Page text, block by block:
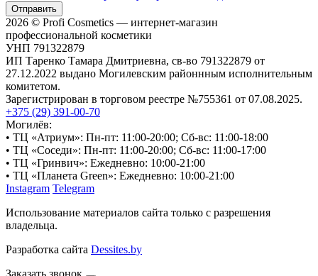
Отправить
2026 © Profi Cosmetics — интернет-магазин
профессиональной косметики
УНП 791322879
ИП Таренко Тамара Дмитриевна, св-во 791322879 от
27.12.2022 выдано Могилевским районнным исполнительным
комитетом.
Зарегистрирован в торговом реестре №755361 от 07.08.2025.
+375 (29) 391-00-70
Могилёв:
• ТЦ «Атриум»: Пн-пт: 11:00-20:00; Сб-вс: 11:00-18:00
• ТЦ «Соседи»: Пн-пт: 11:00-20:00; Сб-вс: 11:00-17:00
• ТЦ «Гринвич»: Ежедневно: 10:00-21:00
• ТЦ «Планета Green»: Ежедневно: 10:00-21:00
Instagram Telegram
Использование материалов сайта только с разрешения
владельца.
Разработка сайта Dessites.by